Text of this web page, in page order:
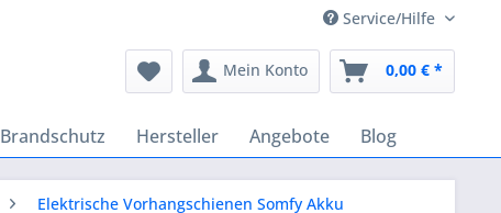
Service/Hilfe
Mein Konto 0,00 € *
Brandschutz Hersteller Angebote Blog
Elektrische Vorhangschienen Somfy Akku